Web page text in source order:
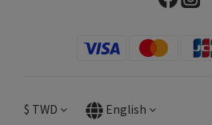
$ TWD English